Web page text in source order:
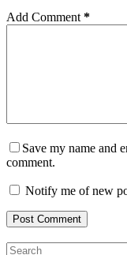
Add Comment *
Save my name and
comment.
Notify me of new
Post Comment